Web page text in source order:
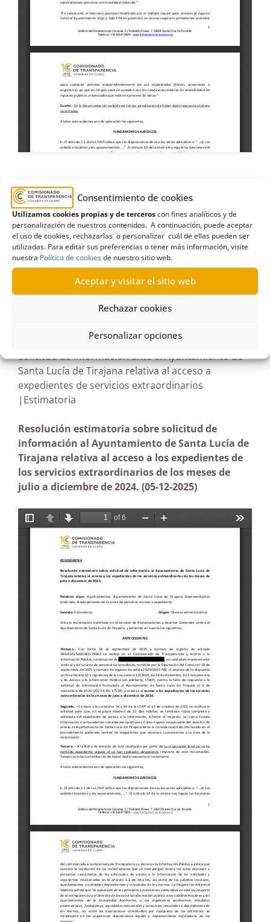
Consentimiento de cookies
Utilizamos cookies propias y de terceroscon fines analíticos y de
personalización de nuestros contenidos. A continuación, puede aceptar
el uso de cookies, rechazarlas o personalizar cuál de ellas pueden ser
utilizadas. Para editar sus preferencias o tener más información, visite
nuestra Política de cookiesde nuestro sitio web.
Aceptar y visitar el sitio web
Rechazar cookies
Personalizar opciones
acceso a expedientes,Ayuntamiento de
Candelaria,Ayuntamientos,Información sobre los
servicios y procedimientos
Solicitud de información ante el Ayuntamiento de
Santa Lucía de Tirajana relativa al acceso a
expedientes de servicios extraordinarios
|Estimatoria
Resolución estimatoria sobre solicitud de
información al Ayuntamiento de Santa Lucía de
Tirajana relativa al acceso a los expedientes de
los servicios extraordinarios de los meses de
julio a diciembre de 2024. (05-12-2025)